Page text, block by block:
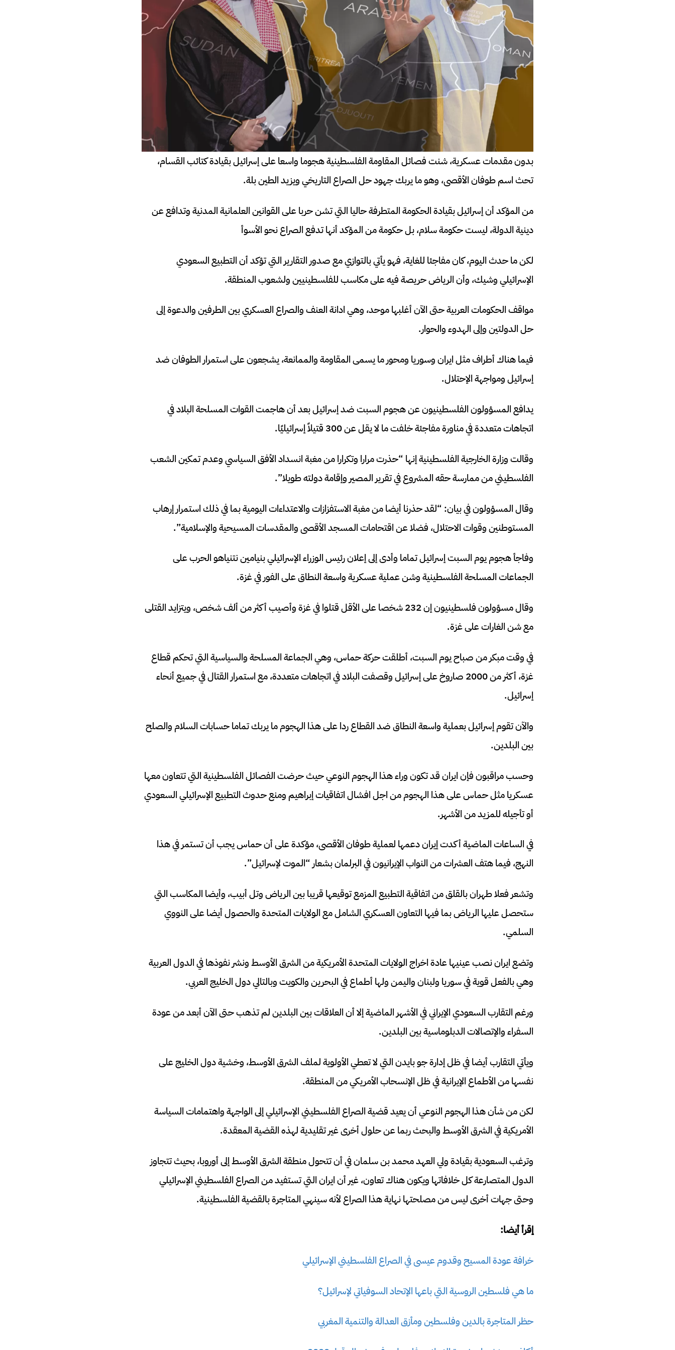
بدون مقدمات عسكرية، شنت فصائل المقاومة الفلسطينية هجوما واسعا على إسرائيل بقيادة كتائب القسام،
تحث اسم طوفان الأقصى، وهو ما يربك جهود حل الصراع التاريخي ويزيد الطين بلة.
من المؤكد أن إسرائيل بقيادة الحكومة المتطرفة حاليا التي تشن حربا على القوانين العلمانية المدنية وتدافع عن
دينية الدولة، ليست حكومة سلام، بل حكومة من المؤكد أنها تدفع الصراع نحو الأسوأ
لكن ما حدث اليوم، كان مفاجئا للغاية، فهو يأتي بالتوازي مع صدور التقارير التي تؤكد أن التطبيع السعودي
الإسرائيلي وشيك، وأن الرياض حريصة فيه على مكاسب للفلسطينيين ولشعوب المنطقة.
مواقف الحكومات العربية حتى الآن أغلبها موحد، وهي ادانة العنف والصراع العسكري بين الطرفين والدعوة إلى
حل الدولتين وإلى الهدوء والحوار.
فيما هناك أطراف مثل ايران وسوريا ومحور ما يسمى المقاومة والممانعة، يشجعون على استمرار الطوفان ضد
إسرائيل ومواجهة الإحتلال.
يدافع المسؤولون الفلسطينيون عن هجوم السبت ضد إسرائيل بعد أن هاجمت القوات المسلحة البلاد في
اتجاهات متعددة في مناورة مفاجئة خلفت ما لا يقل عن 300 قتيلاً إسرائيليًا.
وقالت وزارة الخارجية الفلسطينية إنها “حذرت مرارا وتكرارا من مغبة انسداد الأفق السياسي وعدم تمكين الشعب
الفلسطيني من ممارسة حقه المشروع في تقرير المصير وإقامة دولته طويلا”.
وقال المسؤولون في بيان: “لقد حذرنا أيضا من مغبة الاستفزازات والاعتداءات اليومية بما في ذلك استمرار إرهاب
المستوطنين وقوات الاحتلال، فضلا عن اقتحامات المسجد الأقصى والمقدسات المسيحية والإسلامية”.
وفاجأ هجوم يوم السبت إسرائيل تماما وأدى إلى إعلان رئيس الوزراء الإسرائيلي بنيامين نتنياهو الحرب على
الجماعات المسلحة الفلسطينية وشن عملية عسكرية واسعة النطاق على الفور في غزة.
وقال مسؤولون فلسطينيون إن 232 شخصا على الأقل قتلوا في غزة وأصيب أكثر من ألف شخص، ويتزايد القتلى
مع شن الغارات على غزة.
في وقت مبكر من صباح يوم السبت، أطلقت حركة حماس، وهي الجماعة المسلحة والسياسية التي تحكم قطاع
غزة، أكثر من 2000 صاروخ على إسرائيل وقصفت البلاد في اتجاهات متعددة، مع استمرار القتال في جميع أنحاء
إسرائيل.
والآن تقوم إسرائيل بعملية واسعة النطاق ضد القطاع ردا على هذا الهجوم ما يربك تماما حسابات السلام والصلح
بين البلدين.
وحسب مراقبون فإن ايران قد تكون وراء هذا الهجوم النوعي حيث حرضت الفصائل الفلسطينية التي تتعاون معها
عسكريا مثل حماس على هذا الهجوم من اجل افشال اتفاقيات إبراهيم ومنع حدوث التطبيع الإسرائيلي السعودي
أو تأجيله للمزيد من الأشهر.
في الساعات الماضية أكدت إيران دعمها لعملية طوفان الأقصى، مؤكدة على أن حماس يجب أن تستمر في هذا
النهج، فيما هتف العشرات من النواب الإيرانيون في البرلمان بشعار “الموت لإسرائيل”.
وتشعر فعلا طهران بالقلق من اتفاقية التطبيع المزمع توقيعها قريبا بين الرياض وتل أبيب، وأيضا المكاسب التي
ستحصل عليها الرياض بما فيها التعاون العسكري الشامل مع الولايات المتحدة والحصول أيضا على النووي
السلمي.
وتضع ايران نصب عينيها عادة اخراج الولايات المتحدة الأمريكية من الشرق الأوسط ونشر نفوذها في الدول العربية
وهي بالفعل قوية في سوريا ولبنان واليمن ولها أطماع في البحرين والكويت وبالتالي دول الخليج العربي.
ورغم التقارب السعودي الإيراني في الأشهر الماضية إلا أن العلاقات بين البلدين لم تذهب حتى الآن أبعد من عودة
السفراء والإتصالات الدبلوماسية بين البلدين.
ويأتي التقارب أيضا في ظل إدارة جو بايدن التي لا تعطي الأولوية لملف الشرق الأوسط، وخشية دول الخليج على
نفسها من الأطماع الإيرانية في ظل الإنسحاب الأمريكي من المنطقة.
لكن من شأن هذا الهجوم النوعي أن يعيد قضية الصراع الفلسطيني الإسرائيلي إلى الواجهة واهتمامات السياسة
الأمريكية في الشرق الأوسط والبحث ربما عن حلول أخرى غير تقليدية لهذه القضية المعقدة.
وترغب السعودية بقيادة ولي العهد محمد بن سلمان في أن تتحول منطقة الشرق الأوسط إلى أوروبا، بحيث تتجاوز
الدول المتصارعة كل خلافاتها ويكون هناك تعاون، غير أن ايران التي تستفيد من الصراع الفلسطيني الإسرائيلي
وحتى جهات أخرى ليس من مصلحتها نهاية هذا الصراع لأنه سينهي المتاجرة بالقضية الفلسطينية.
إقرأ أيضا:
خرافة عودة المسيح وقدوم عيسى في الصراع الفلسطيني الإسرائيلي
ما هي فلسطين الروسية التي باعها الإتحاد السوفياتي لإسرائيل؟
حظر المتاجرة بالدين وفلسطين ومأزق العدالة والتنمية المغربي